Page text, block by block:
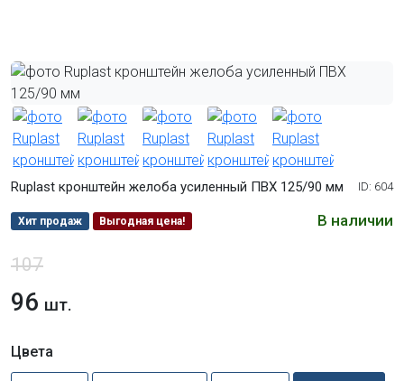
Ruplast кронштейн желоба усиленный ПВХ 125/90 мм ID: 604
Хит продаж Выгодная цена! В наличии
107
96 шт.
Цвета